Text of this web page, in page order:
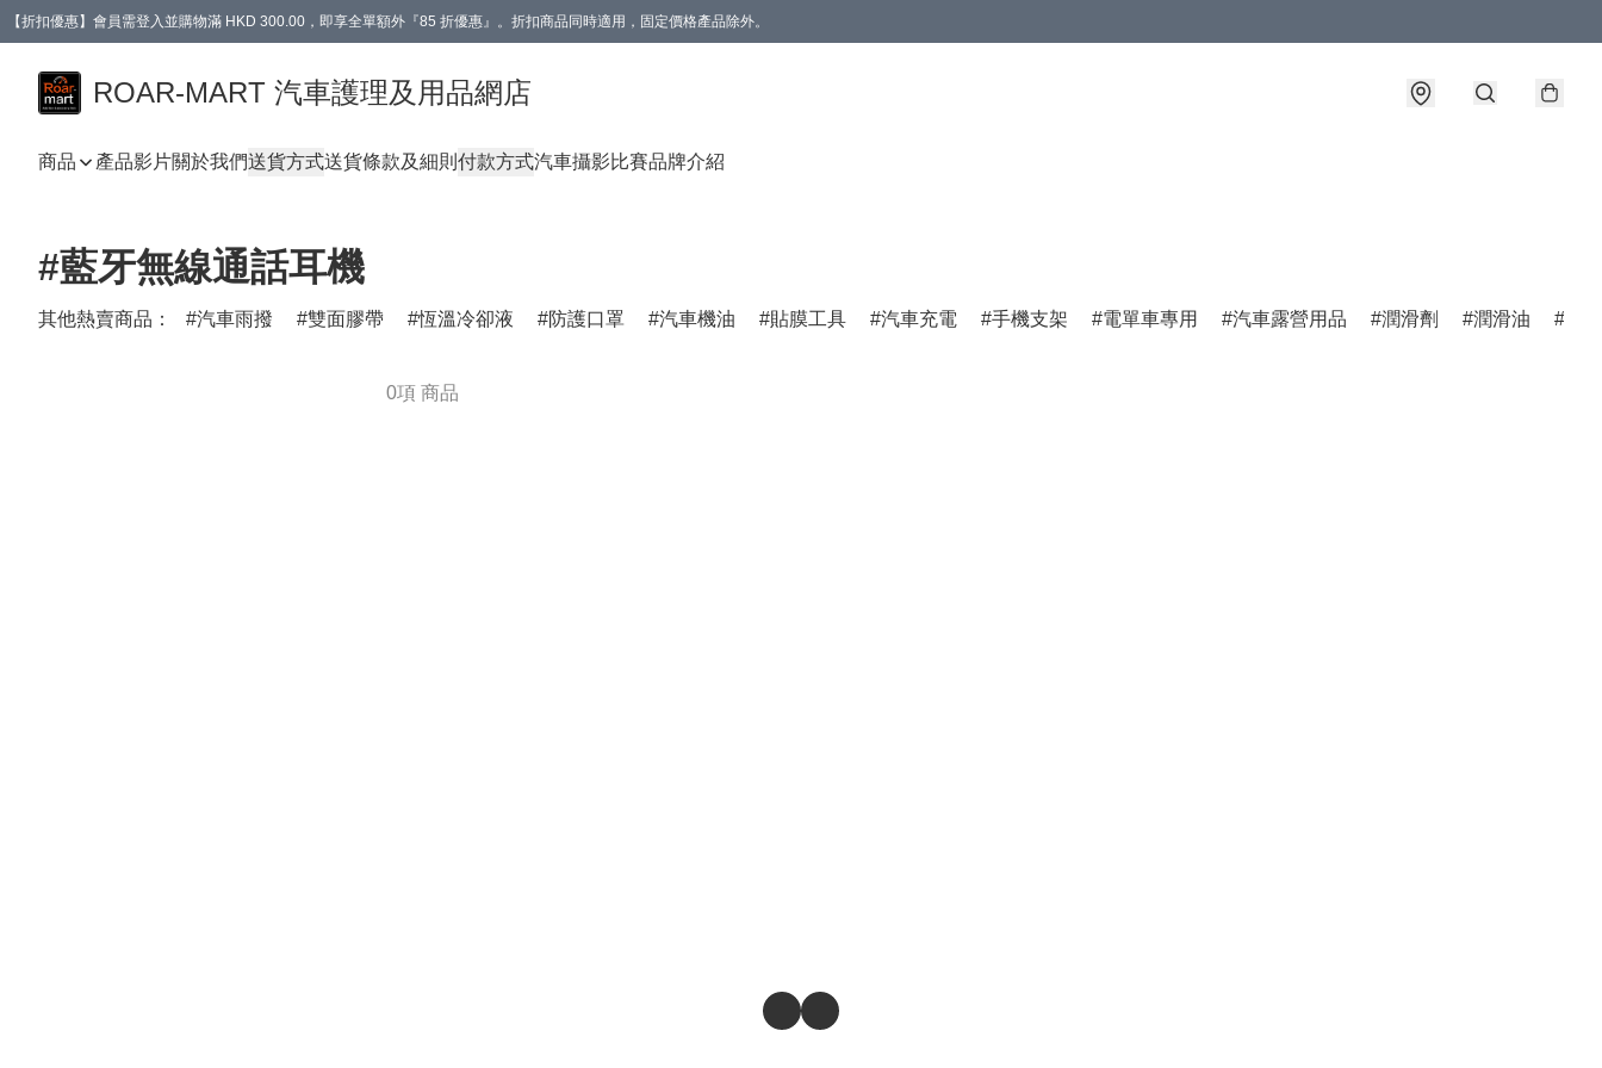
【折扣優惠】會員需登入並購物滿 HKD 300.00，即享全單額外『85 折優惠』。折扣商品同時適用，固定價格產品除外。
ROAR-MART 汽車護理及用品網店
商品 產品影片關於我們送貨方式送貨條款及細則 付款方式汽車攝影比賽品牌介紹
#藍牙無線通話耳機
其他熱賣商品： 汽車雨撥 雙面膠帶 恆溫冷卻液 防護口罩 汽車機油 貼膜工具 汽車充電 手機支架 電單車專用 汽車露營用品 潤滑劑 潤滑油
0項 商品